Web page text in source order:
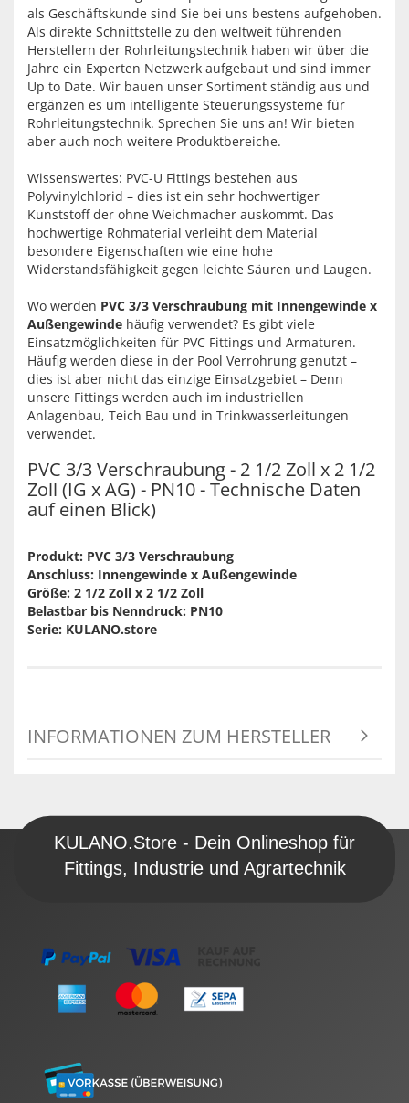
als Geschäftskunde sind Sie bei uns bestens aufgehoben.
Als direkte Schnittstelle zu den weltweit führenden
Herstellern der Rohrleitungstechnik haben wir über die
Jahre ein Experten Netzwerk aufgebaut und sind immer
Up to Date. Wir bauen unser Sortiment ständig aus und
ergänzen es um intelligente Steuerungssysteme für
Rohrleitungstechnik. Sprechen Sie uns an! Wir bieten
aber auch noch weitere Produktbereiche.
Wissenswertes: PVC-U Fittings bestehen aus
Polyvinylchlorid – dies ist ein sehr hochwertiger
Kunststoff der ohne Weichmacher auskommt. Das
hochwertige Rohmaterial verleiht dem Material
besondere Eigenschaften wie eine hohe
Widerstandsfähigkeit gegen leichte Säuren und Laugen.
Wo werden PVC 3/3 Verschraubung mit Innengewinde x
Außengewinde häufig verwendet? Es gibt viele
Einsatzmöglichkeiten für PVC Fittings und Armaturen.
Häufig werden diese in der Pool Verrohrung genutzt –
dies ist aber nicht das einzige Einsatzgebiet – Denn
unsere Fittings werden auch im industriellen
Anlagenbau, Teich Bau und in Trinkwasserleitungen
verwendet.
PVC 3/3 Verschraubung - 2 1/2 Zoll x 2 1/2
Zoll (IG x AG) - PN10 - Technische Daten
auf einen Blick)
Produkt: PVC 3/3 Verschraubung
Anschluss: Innengewinde x Außengewinde
Größe: 2 1/2 Zoll x 2 1/2 Zoll
Belastbar bis Nenndruck: PN10
Serie: KULANO.store
INFORMATIONEN ZUM HERSTELLER
KULANO.Store - Dein Onlineshop für
Fittings, Industrie und Agrartechnik